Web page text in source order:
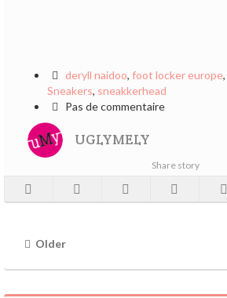
deryll naidoo, foot locker europe,
Sneakers, sneakkerhead
Pas de commentaire
UGLYMELY
Share story
Older